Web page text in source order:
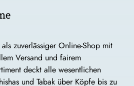
zuverlässiger Online-Shop mit
Versand und fairem
deckt alle wesentlichen
und Tabak über Köpfe bis zu